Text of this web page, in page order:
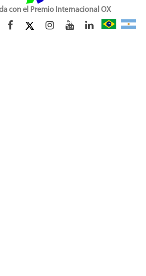
con el Premio Internacional OX